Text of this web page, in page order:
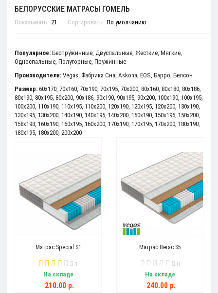
БЕЛОРУССКИЕ МАТРАСЫ ГОМЕЛЬ
Показывать: Сортировать:
Популярное: Беспружинные, Двуспальные, Жесткие, Мягкие,
Односпальные, Полуторные, Пружинные
Производители: Vegas, Фабрика Сна, Askona, EOS, Барро, Белсон
Размер: 60x170, 70x160, 70x190, 70x195, 70x200, 80x160, 80x180, 80x186,
80x190, 80x195, 80x200, 90x186, 90x190, 90x195, 90x200, 100x190, 100x195,
100x200, 110x190, 110x195, 110x200, 120x190, 120x195, 120x200, 130x190,
130x195, 130x200, 140x190, 140x195, 140x200, 150x190, 150x195, 150x200,
158x198, 160x190, 160x195, 160x200, 170x190, 170x195, 170x200, 180x190,
180x195, 180x200, 200x200
Матрас Special S1
1
На складе
210.00 р.
Матрас Вегас S5
0
На складе
240.00 р.